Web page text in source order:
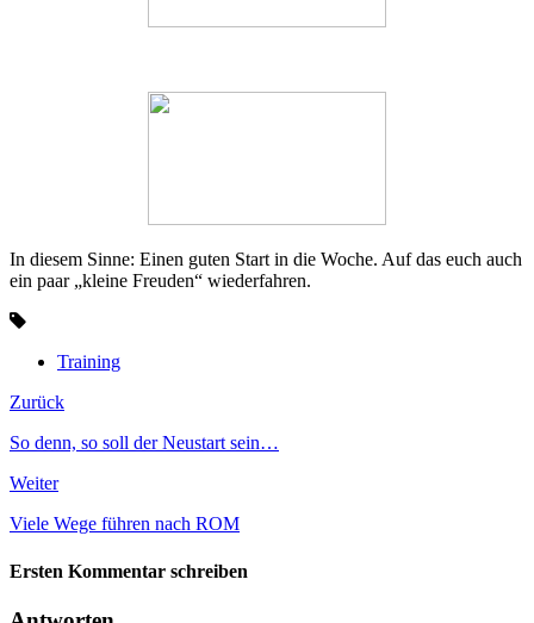
In diesem Sinne: Einen guten Start in die Woche. Auf das euch auch
ein paar „kleine Freuden“ wiederfahren.
Training
Zurück
So denn, so soll der Neustart sein…
Weiter
Viele Wege führen nach ROM
Ersten Kommentar schreiben